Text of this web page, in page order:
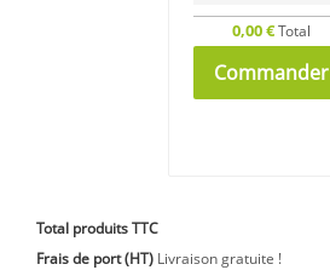
0,00 € Total
Commander
Total produits TTC
Frais de port (HT) Livraison gratuite !